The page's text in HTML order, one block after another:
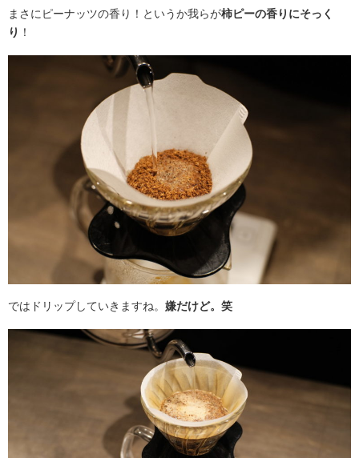
まさにピーナッツの香り！というか我らが柿ピーの香りにそっく
り ！
ではドリップしていきますね。 嫌だけど。笑